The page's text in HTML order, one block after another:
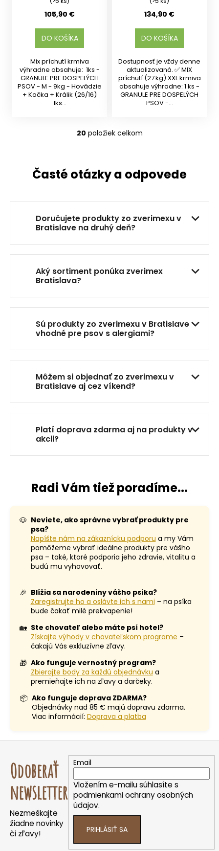
105,90 €
DO KOŠÍKA
Mix príchutí krmiva
výhradne obsahuje: 1ks -
GRANULE PRE DOSPELÝCH
PSOV - M - 9kg - Hovädzie
+ Kačka + Králik (26/16)
1ks...
134,90 €
DO KOŠÍKA
Dostupnosť je vždy denne
aktualizovaná. ✅ MIX
príchutí (27 kg) XXL krmiva
obsahuje výhradne: 1 ks -
GRANULE PRE DOSPELÝCH
PSOV -...
O
á
d
c
i
e
p
r
v
k
y
ý
p
i
s
20 položiek celkom
Časté otázky a odpovede
Doručujete produkty zo zverimexu v
Bratislave na druhý deň?
Aký sortiment ponúka zverimex
Bratislava?
Sú produkty zo zverimexu v Bratislave
vhodné pre psov s alergiami?
Môžem si objednať zo zverimexu v
Bratislave aj cez víkend?
Platí doprava zdarma aj na produkty v
akcii?
Radi Vám tiež poradíme...
🐶 Neviete, ako správne vybrať produkty pre
psa?
Napíšte nám na zákaznícku podporu a my Vám
pomôžeme vybrať ideálne produkty pre vášho
psa – také, ktoré podporia jeho zdravie, vitalitu a
budú mu vyhovovať.
🎉 Blížia sa narodeniny vášho psíka?
Zaregistrujte ho a oslávte ich s nami – na psíka
bude čakať milé prekvapenie!
🏡 Ste chovateľ alebo máte psí hotel?
Získajte výhody v chovateľskom programe –
čakajú Vás exkluzívne zľavy.
🎁 Ako funguje vernostný program?
Zbierajte body za každú objednávku a
premieňajte ich na zľavy a darčeky.
📦 Ako funguje doprava ZDARMA?
Objednávky nad 85 € majú dopravu zdarma.
Viac informácií: Doprava a platba
Odoberať
newsletter
Nezmeškajte
žiadne novinky
či zľavy!
Email
Vložením e-mailu súhlasíte s
podmienkami ochrany osobných
údajov.
PRIHLÁSIŤ SA